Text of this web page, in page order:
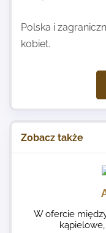
Kontakt
Polska i
kobiet.
Zobacz także
W ofercie